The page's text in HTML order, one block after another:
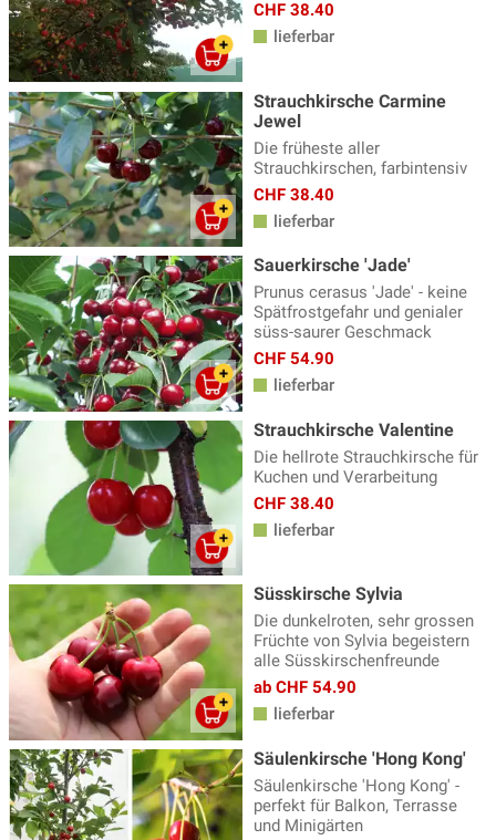
CHF 38.40
lieferbar
Strauchkirsche Carmine
Jewel
Die früheste aller
Strauchkirschen, farbintensiv
CHF 38.40
lieferbar
Sauerkirsche 'Jade'
Prunus cerasus 'Jade' - keine
Spätfrostgefahr und genialer
süss-saurer Geschmack
CHF 54.90
lieferbar
Strauchkirsche Valentine
Die hellrote Strauchkirsche für
Kuchen und Verarbeitung
CHF 38.40
lieferbar
Süsskirsche Sylvia
Die dunkelroten, sehr grossen
Früchte von Sylvia begeistern
alle Süsskirschenfreunde
ab CHF 54.90
lieferbar
Säulenkirsche 'Hong Kong'
Säulenkirsche 'Hong Kong' -
perfekt für Balkon, Terrasse
und Minigärten